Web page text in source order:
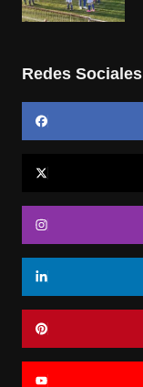
Redes Sociales